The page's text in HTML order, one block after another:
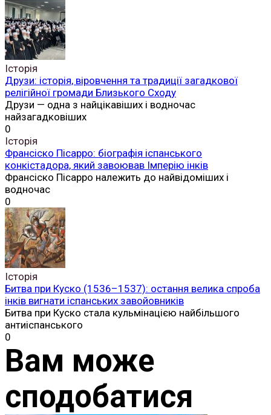
Історія
Друзи: історія, віровчення та традиції загадкової
релігійної громади Близького Сходу
Друзи — одна з найцікавіших і водночас
найзагадковіших
0
Історія
Франсіско Пісарро: біографія іспанського
конкістадора, який завоював Імперію інків
Франсіско Пісарро належить до найвідоміших і
водночас
0
Історія
Битва при Куско (1536–1537): остання велика спроба
інків вигнати іспанських завойовників
Битва при Куско стала кульмінацією найбільшого
антиіспанського
0
Вам може
сподобатися